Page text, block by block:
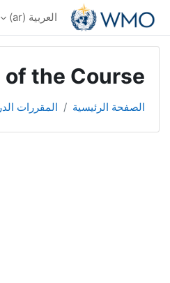
تخطى إلى المحتوى الرئيسي
العربية ‎(ar)‎
the Course
الصفحة الرئيسية المقررات